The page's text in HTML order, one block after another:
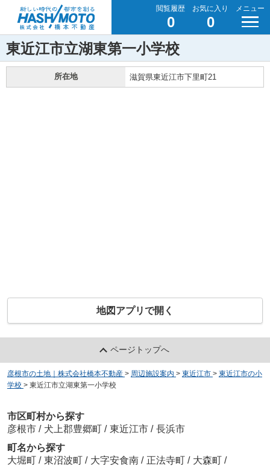
閲覧履歴
0
お気に入り
0
メニュー
東近江市立湖東第一小学校
所在地 滋賀県東近江市下里町21
地図アプリで開く
ページトップへ
彦根市の土地｜株式会社橋本不動産 > 周辺施設案内 > 東近江市 > 東近江市の小
学校 > 東近江市立湖東第一小学校
市区町村から探す
彦根市 / 犬上郡豊郷町 / 東近江市 / 長浜市
町名から探す
大堀町 / 東沼波町 / 大字安食南 / 正法寺町 / 大森町 /